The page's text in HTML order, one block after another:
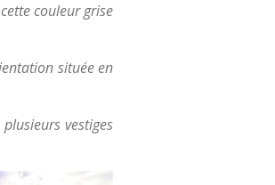
couleur grise
située en
vestiges